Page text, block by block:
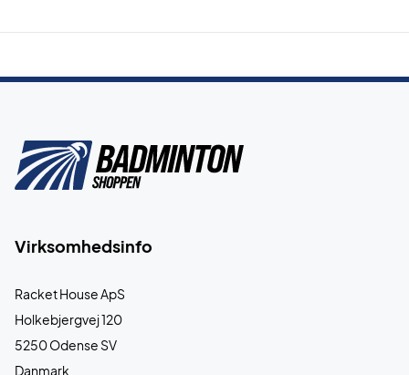
Virksomhedsinfo
Racket House ApS
Holkebjergvej 120
5250 Odense SV
Danmark